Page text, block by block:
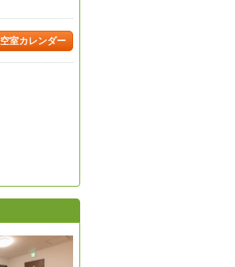
空室カレンダー